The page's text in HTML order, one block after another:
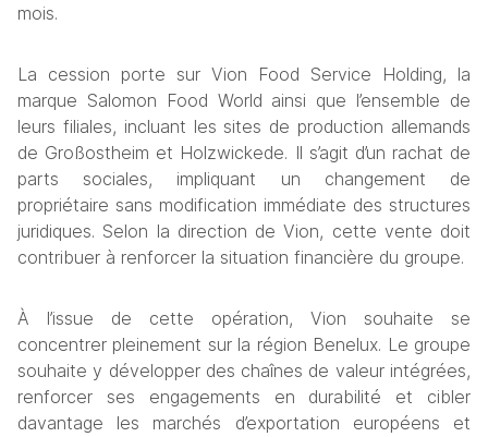
mois.
La cession porte sur Vion Food Service Holding, la
marque Salomon Food World ainsi que l’ensemble de
leurs filiales, incluant les sites de production allemands
de Großostheim et Holzwickede. Il s’agit d’un rachat de
parts sociales, impliquant un changement de
propriétaire sans modification immédiate des structures
juridiques. Selon la direction de Vion, cette vente doit
contribuer à renforcer la situation financière du groupe.
À l’issue de cette opération, Vion souhaite se
concentrer pleinement sur la région Benelux. Le groupe
souhaite y développer des chaînes de valeur intégrées,
renforcer ses engagements en durabilité et cibler
davantage les marchés d’exportation européens et